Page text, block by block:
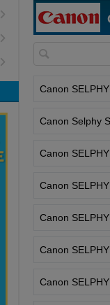
Canon Selphy
Canon
Canon
Canon
Canon
Canon